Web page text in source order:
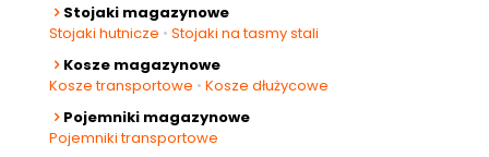
Stojaki magazynowe
Stojaki hutnicze • Stojaki na tasmy stali
Kosze magazynowe
Kosze transportowe • Kosze dłużycowe
Pojemniki magazynowe
Pojemniki transportowe